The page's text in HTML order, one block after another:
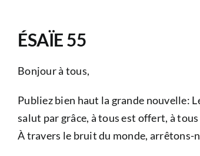
ÉSAÏE 55
Bonjour à tous,
Publiez bien haut la grande nouvelle:
salut par grâce, à tous est offert, à
À travers le bruit du monde, arrêtons-